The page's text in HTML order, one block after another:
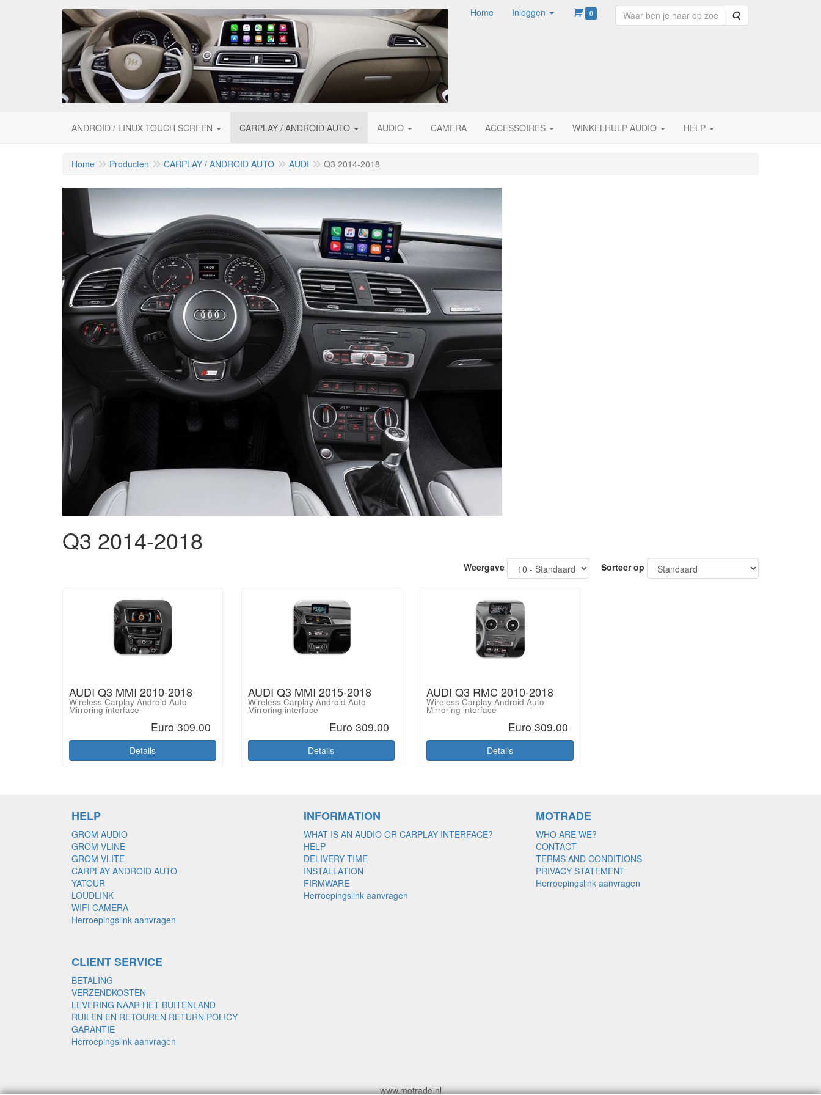
Home Inloggen 0 Zoeken
ANDROID / LINUX TOUCH SCREEN CARPLAY / ANDROID AUTO AUDIO CAMERA ACCESSOIRES WINKELHULP AUDIO HELP
Home Producten CARPLAY / ANDROID AUTO AUDI Q3 2014-2018
Q3 2014-2018
Weergave Sorteer op
AUDI Q3 MMI 2010-2018
Wireless Carplay Android Auto
Mirroring interface
Euro 309.00
Details
AUDI Q3 MMI 2015-2018
Wireless Carplay Android Auto
Mirroring interface
Euro 309.00
Details
AUDI Q3 RMC 2010-2018
Wireless Carplay Android Auto
Mirroring interface
Euro 309.00
Details
HELP
GROM AUDIO
GROM VLINE
GROM VLITE
CARPLAY ANDROID AUTO
YATOUR
LOUDLINK
WIFI CAMERA
Herroepingslink aanvragen
INFORMATION
WHAT IS AN AUDIO OR CARPLAY INTERFACE?
HELP
DELIVERY TIME
INSTALLATION
FIRMWARE
Herroepingslink aanvragen
MOTRADE
WHO ARE WE?
CONTACT
TERMS AND CONDITIONS
PRIVACY STATEMENT
Herroepingslink aanvragen
CLIENT SERVICE
BETALING
VERZENDKOSTEN
LEVERING NAAR HET BUITENLAND
RUILEN EN RETOUREN RETURN POLICY
GARANTIE
Herroepingslink aanvragen
www.motrade.nl